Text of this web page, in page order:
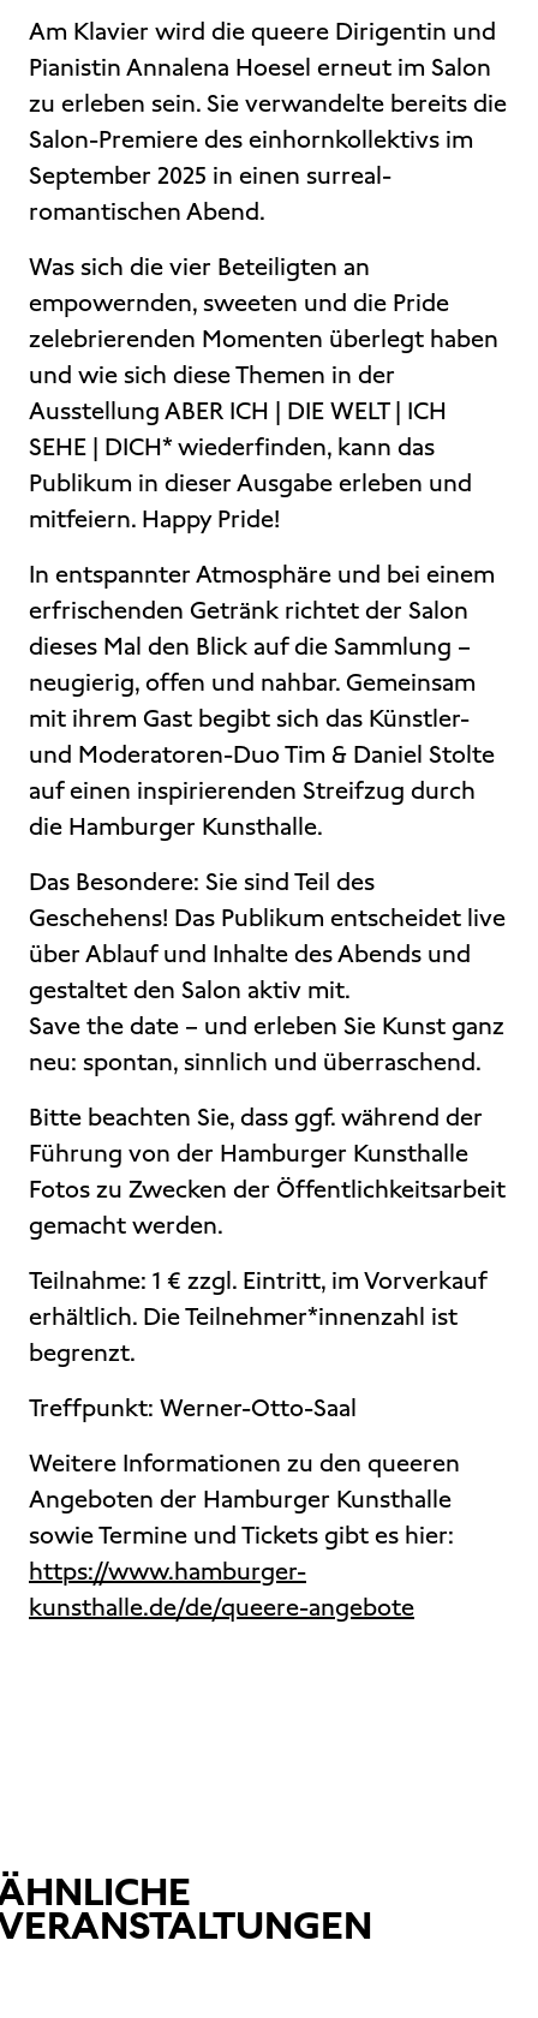
Am Klavier wird die queere Dirigentin und
Pianistin Annalena Hoesel erneut im Salon
zu erleben sein. Sie verwandelte bereits die
Salon-Premiere des einhornkollektivs im
September 2025 in einen surreal-
romantischen Abend.
Was sich die vier Beteiligten an
empowernden, sweeten und die Pride
zelebrierenden Momenten überlegt haben
und wie sich diese Themen in der
Ausstellung ABER ICH | DIE WELT | ICH
SEHE | DICH* wiederfinden, kann das
Publikum in dieser Ausgabe erleben und
mitfeiern. Happy Pride!
In entspannter Atmosphäre und bei einem
erfrischenden Getränk richtet der Salon
dieses Mal den Blick auf die Sammlung –
neugierig, offen und nahbar. Gemeinsam
mit ihrem Gast begibt sich das Künstler-
und Moderatoren-Duo Tim & Daniel Stolte
auf einen inspirierenden Streifzug durch
die Hamburger Kunsthalle.
Das Besondere: Sie sind Teil des
Geschehens! Das Publikum entscheidet live
über Ablauf und Inhalte des Abends und
gestaltet den Salon aktiv mit.
Save the date – und erleben Sie Kunst ganz
neu: spontan, sinnlich und überraschend.
Bitte beachten Sie, dass ggf. während der
Führung von der Hamburger Kunsthalle
Fotos zu Zwecken der Öffentlichkeitsarbeit
gemacht werden.
Teilnahme: 1 € zzgl. Eintritt, im Vorverkauf
erhältlich. Die Teilnehmer*innenzahl ist
begrenzt.
Treffpunkt: Werner-Otto-Saal
Weitere Informationen zu den queeren
Angeboten der Hamburger Kunsthalle
sowie Termine und Tickets gibt es hier:
https://www.hamburger-
kunsthalle.de/de/queere-angebote